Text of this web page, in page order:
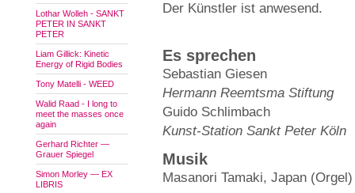
Lothar Wolleh - SANKT
PETER IN SANKT
PETER
Liam Gillick: Kinetic
Energy of Rigid Bodies
Tony Matelli - WEED
Walid Raad - I long to
meet the masses once
again
Gerhard Richter —
Grauer Spiegel
Simon Morley — EX
LIBRIS
Der Künstler ist anwesend.
Es sprechen
Sebastian Giesen
Hermann Reemtsma Stiftung
Guido Schlimbach
Kunst-Station Sankt Peter Köln
Musik
Masanori Tamaki, Japan (Orgel)